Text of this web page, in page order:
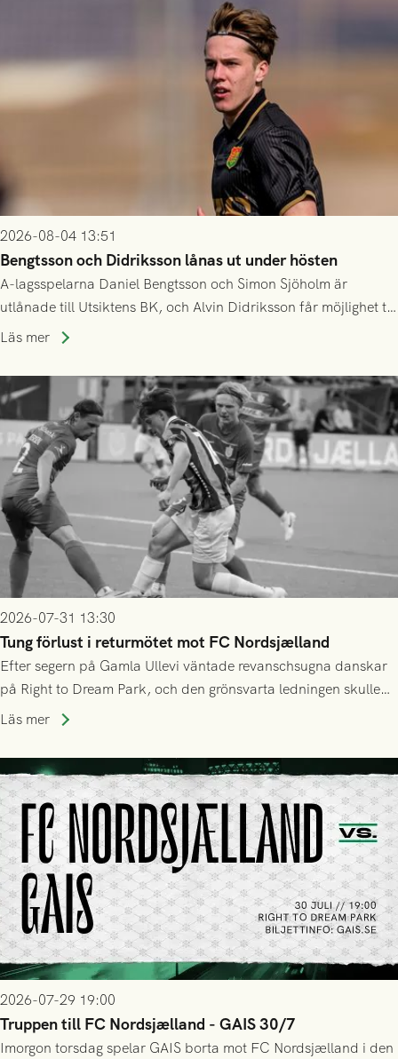
2026-08-04 13:51
Bengtsson och Didriksson lånas ut under hösten
A-lagsspelarna Daniel Bengtsson och Simon Sjöholm är
utlånade till Utsiktens BK, och Alvin Didriksson får möjlighet till
speltid i Hestrafors genom föreningssamarbete.
Läs mer
2026-07-31 13:30
Tung förlust i returmötet mot FC Nordsjælland
Efter segern på Gamla Ullevi väntade revanschsugna danskar
på Right to Dream Park, och den grönsvarta ledningen skulle
upphöra efter mindre än kvarten spelad. På lika mark visade
tennissiffror och det grönsvarta europaäventyret tog slut.
Läs mer
2026-07-29 19:00
Truppen till FC Nordsjælland - GAIS 30/7
Imorgon torsdag spelar GAIS borta mot FC Nordsjælland i den